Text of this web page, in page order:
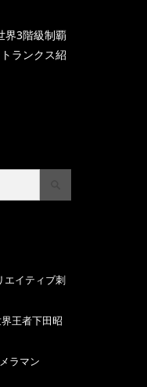
界3階級制覇
ランクス紹
エイティブ刺
界王者下田昭
ラマン